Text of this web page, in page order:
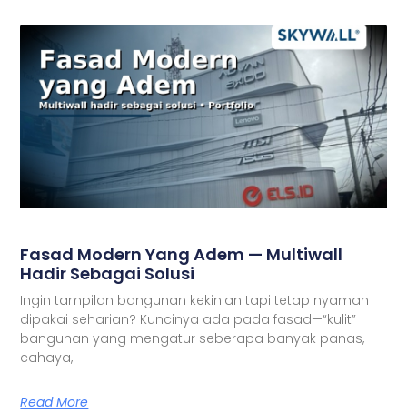
Fasad Modern Yang Adem — Multiwall
Hadir Sebagai Solusi
Ingin tampilan bangunan kekinian tapi tetap nyaman
dipakai seharian? Kuncinya ada pada fasad—“kulit”
bangunan yang mengatur seberapa banyak panas,
cahaya,
Read More